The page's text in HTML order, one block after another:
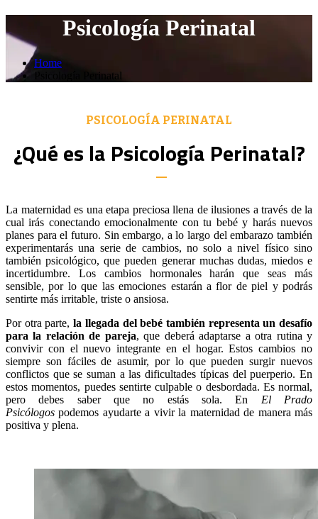
Psicología Perinatal
Home
Psicología Perinatal
PSICOLOGÍA PERINATAL
¿Qué es la Psicología Perinatal?
La maternidad es una etapa preciosa llena de ilusiones a través de la
cual irás conectando emocionalmente con tu bebé y harás nuevos
planes para el futuro. Sin embargo, a lo largo del embarazo también
experimentarás una serie de cambios, no solo a nivel físico sino
también psicológico, que pueden generar muchas dudas, miedos e
incertidumbre. Los cambios hormonales harán que seas más
sensible, por lo que las emociones estarán a flor de piel y podrás
sentirte más irritable, triste o ansiosa.
Por otra parte,la llegada del bebé también representa un desafío
para la relación de pareja, que deberá adaptarse a otra rutina y
convivir con el nuevo integrante en el hogar. Estos cambios no
siempre son fáciles de asumir, por lo que pueden surgir nuevos
conflictos que se suman a las dificultades típicas del puerperio. En
estos momentos, puedes sentirte culpable o desbordada. Es normal,
pero debes saber que no estás sola. En El Prado
Psicólogos podemos ayudarte a vivir la maternidad de manera más
positiva y plena.